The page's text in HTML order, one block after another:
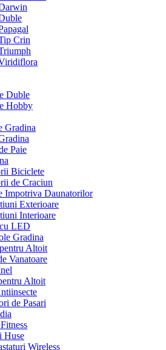
Crin
Duble
Hobby
Gradina
Paie
Biciclete
de Craciun
Impotriva Daunatorilor
Exterioare
Interioare
LED
Gradina
Altoit
Vanatoare
Altoit
de Pasari
Huse
Wireless